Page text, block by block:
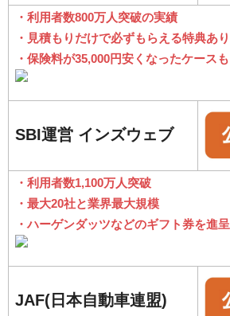
・利用者数800万人突破の実績
・見積もりだけで必ずもらえる特典あり
・保険料が35,000円安くなったケースも
SBI運営 インズウェブ
・利用者数1,100万人突破
・最大20社と業界最大規模
・ハーゲンダッツなどのギフト券を進呈
JAF(日本自動車連盟)